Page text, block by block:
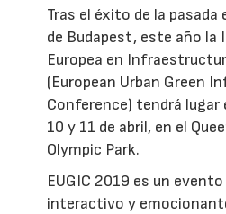
Tras el éxito de la pasada
de Budapest, este año la
Europea en
(European Urban Green
Conference) tendrá lugar
10 y 11 de abril, en el
Olympic Park.
EUGIC 2019 es un
interactivo y